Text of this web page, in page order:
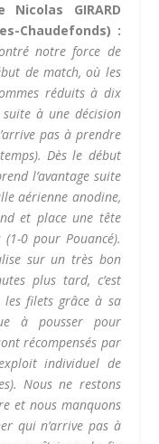
GIRARD
Chaudefonds) :
notre force de
de match, où les
réduits à dix
à une décision
pas à prendre
Dès le début
l’avantage suite
aérienne anodine,
et place une tête
0 pour Pouancé).
sur un très bon
plus tard, c’est
filets grâce à sa
à pousser pour
récompensés par
individuel de
Nous ne restons
et nous manquons
qui n’arrive pas à